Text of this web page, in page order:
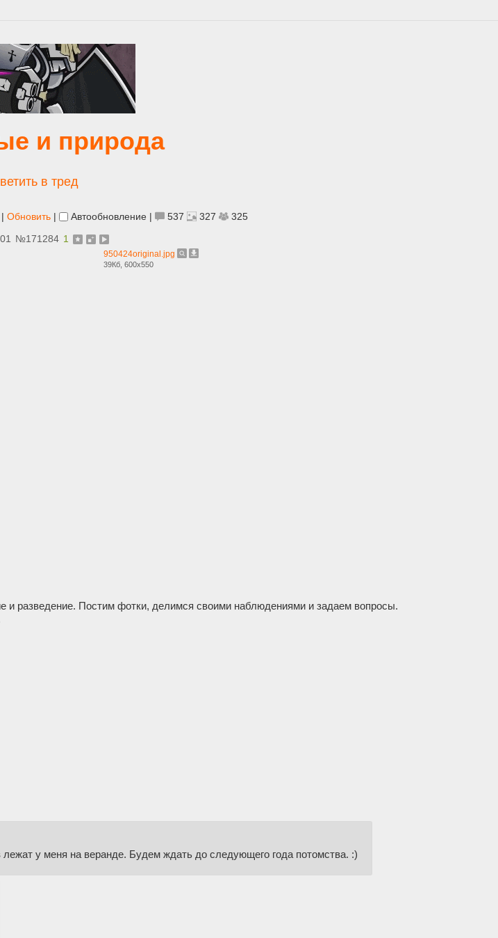
и природа
в тред
| Обновить | Автообновление | 537 327 325
№171284 1
950424original.jpg
39Кб, 600x550
разведение. Постим фотки, делимся своими наблюдениями и задаем вопросы.
у меня на веранде. Будем ждать до следующего года потомства. :)